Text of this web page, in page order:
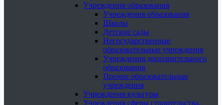
Учреждения образования
Учреждения образования
Школы
Детские сады
Негосударственные
образовательные учреждения
Учреждения дополнительного
образования
Прочие образовательные
учреждения
Учреждения культуры
Учреждения сферы строительства,